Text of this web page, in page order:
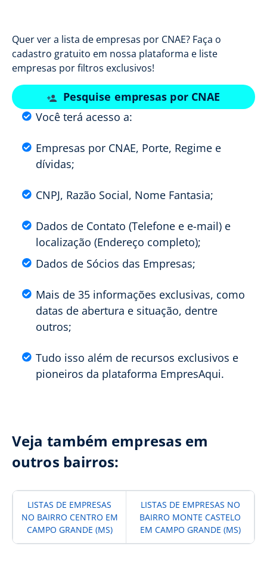
Quer ver a lista de empresas por CNAE? Faça o
cadastro gratuito em nossa plataforma e liste
empresas por filtros exclusivos!
Pesquise empresas por CNAE
Você terá acesso a:
Empresas por CNAE, Porte, Regime e
dívidas;
CNPJ, Razão Social, Nome Fantasia;
Dados de Contato (Telefone e e-mail) e
localização (Endereço completo);
Dados de Sócios das Empresas;
Mais de 35 informações exclusivas, como
datas de abertura e situação, dentre
outros;
Tudo isso além de recursos exclusivos e
pioneiros da plataforma EmpresAqui.
Veja também empresas em
outros bairros:
LISTAS DE EMPRESAS
NO BAIRRO CENTRO EM
CAMPO GRANDE (MS)
LISTAS DE EMPRESAS NO
BAIRRO MONTE CASTELO
EM CAMPO GRANDE (MS)